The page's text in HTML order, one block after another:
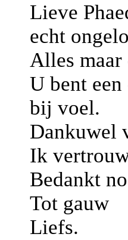
Lieve
echt
Alles maar
U bent
bij voel.
Dankuwel
Ik
Bedankt
Tot gauw
Liefs.